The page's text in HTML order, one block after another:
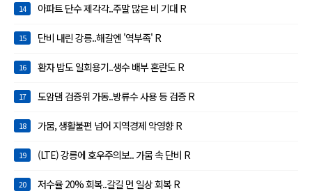
14 아파트 단수 제각각..주말 많은 비 기대 R
15 단비 내린 강릉..해갈엔 '역부족' R
16 환자 밥도 일회용기..생수 배부 혼란도 R
17 도암댐 검증위 가동..방류수 사용 등 검증 R
18 가뭄, 생활불편 넘어 지역경제 악영향 R
19 (LTE) 강릉에 호우주의보.. 가뭄 속 단비 R
20 저수율 20% 회복..갈길 먼 일상 회복 R